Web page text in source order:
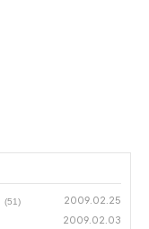
(51) 2009.02.25
2009.02.03